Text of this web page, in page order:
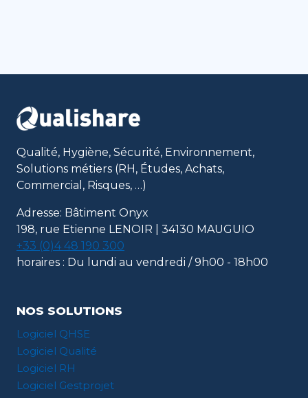
Qualité, Hygiène, Sécurité, Environnement,
Solutions métiers (RH, Études, Achats,
Commercial, Risques, …)
Adresse: Bâtiment Onyx
198, rue Etienne LENOIR | 34130 MAUGUIO
+33 (0)4 48 190 300
horaires : Du lundi au vendredi / 9h00 - 18h00
NOS SOLUTIONS
Logiciel QHSE
Logiciel Qualité
Logiciel RH
Logiciel Gestprojet